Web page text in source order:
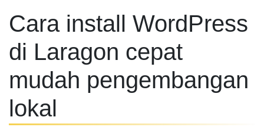
Cara install WordPress
di Laragon cepat
mudah pengembangan
lokal